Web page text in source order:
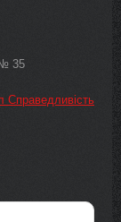
№ 35
Справедливість